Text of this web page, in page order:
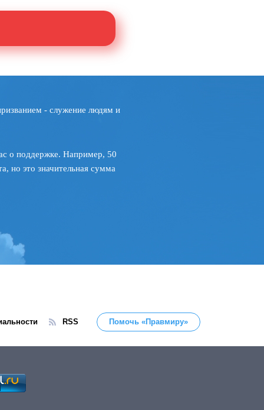
- служение людям и
о поддержке. Например, 50
но это значительная сумма
RSS Помочь «Правмиру»